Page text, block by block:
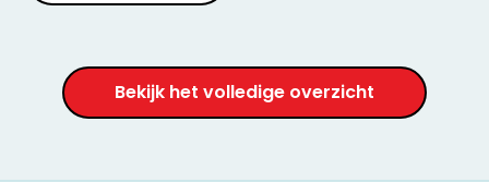
Bekijk het volledige overzicht